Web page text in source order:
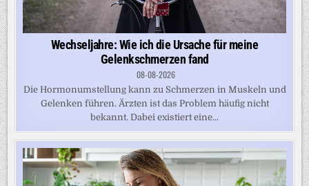
Wechseljahre: Wie ich die Ursache für meine
Gelenkschmerzen fand
08-08-2026
Die Hormonumstellung kann zu Schmerzen in Muskeln und
Gelenken führen. Ärzten ist das Problem häufig nicht
bekannt. Dabei existiert eine...